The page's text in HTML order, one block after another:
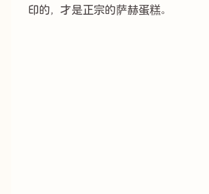
印的，才是正宗的萨赫蛋糕。